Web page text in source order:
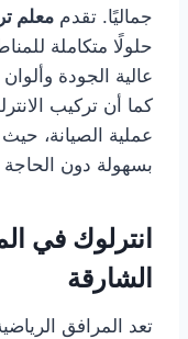
جماليًا. تقدم معلم
حلولًا متكاملة
عالية الجودة
كما أن تركيب
عملية الصيانة،
بسهولة دون
انترلوك في
الشارقة
تعد المرافق